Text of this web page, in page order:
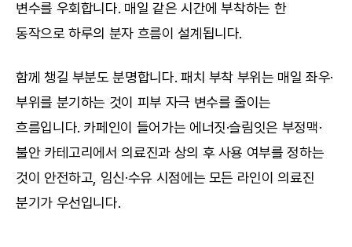
변수를 우회합니다. 매일 같은 시간에 부착하는 한
동작으로 하루의 분자 흐름이 설계됩니다.
함께 챙길 부분도 분명합니다. 패치 부착 부위는 매일 좌우·
부위를 분기하는 것이 피부 자극 변수를 줄이는
흐름입니다. 카페인이 들어가는 에너짓·슬림잇은 부정맥·
불안 카테고리에서 의료진과 상의 후 사용 여부를 정하는
것이 안전하고, 임신·수유 시점에는 모든 라인이 의료진
분기가 우선입니다.